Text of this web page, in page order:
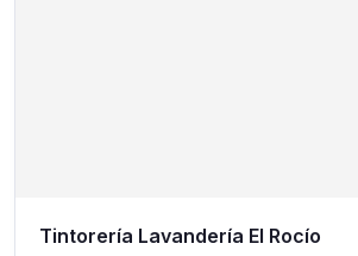
Tintorería Lavandería El Rocío